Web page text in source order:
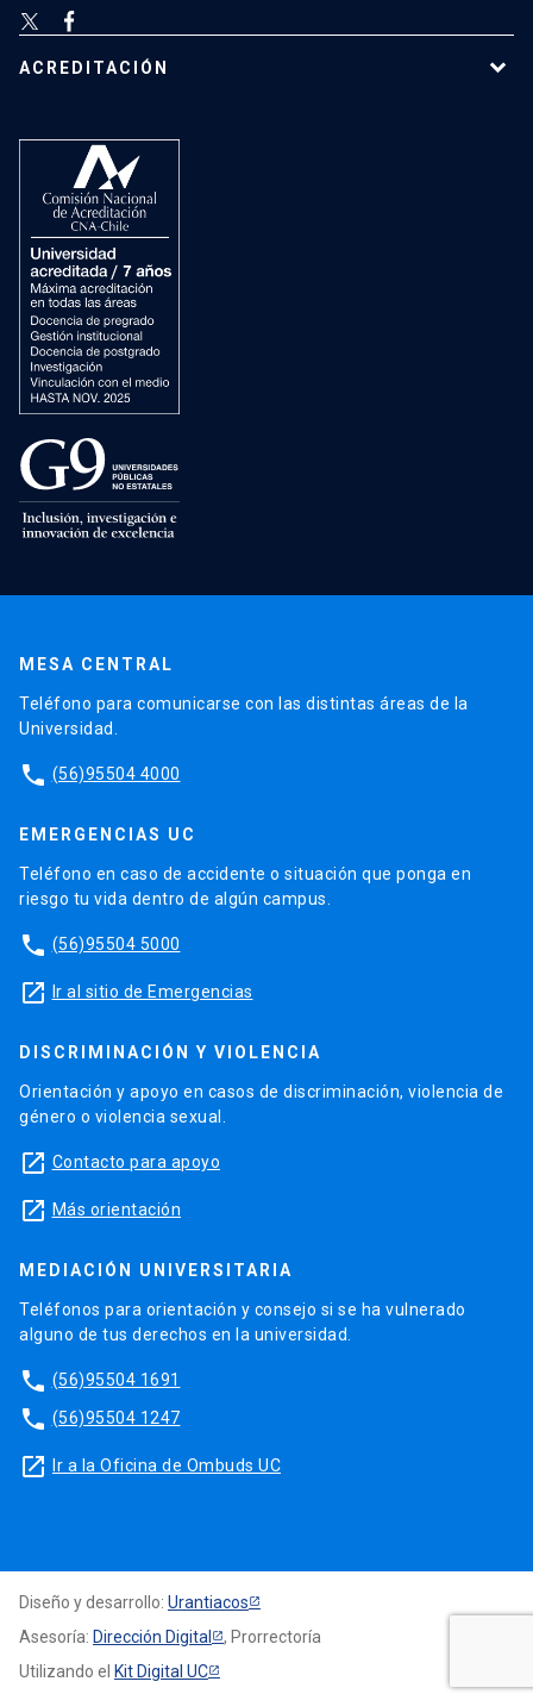
ACREDITACIÓN
MESA CENTRAL
Teléfono para comunicarse con las distintas áreas de la
Universidad.
phone (56)95504 4000
EMERGENCIAS UC
Teléfono en caso de accidente o situación que ponga en
riesgo tu vida dentro de algún campus.
phone (56)95504 5000
launch Ir al sitio de Emergencias
DISCRIMINACIÓN Y VIOLENCIA
Orientación y apoyo en casos de discriminación, violencia de
género o violencia sexual.
launch Contacto para apoyo
launch Más orientación
MEDIACIÓN UNIVERSITARIA
Teléfonos para orientación y consejo si se ha vulnerado
alguno de tus derechos en la universidad.
phone (56)95504 1691
phone (56)95504 1247
launch Ir a la Oficina de Ombuds UC
Diseño y desarrollo: Urantiacos
Asesoría: Dirección Digital
, Prorrectoría
Utilizando el Kit Digital UC